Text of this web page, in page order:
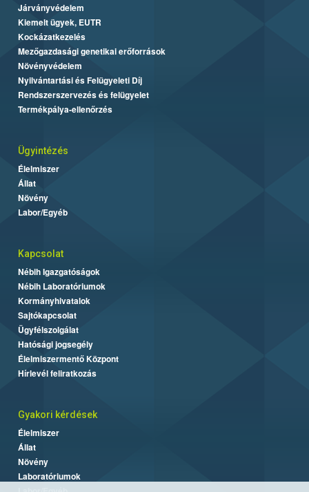
Járványvédelem
Kiemelt ügyek, EUTR
Kockázatkezelés
Mezőgazdasági genetikai erőforrások
Növényvédelem
Nyilvántartási és Felügyeleti Díj
Rendszerszervezés és felügyelet
Termékpálya-ellenőrzés
Ügyintézés
Élelmiszer
Állat
Növény
Labor/Egyéb
Kapcsolat
Nébih Igazgatóságok
Nébih Laboratóriumok
Kormányhivatalok
Sajtókapcsolat
Ügyfélszolgálat
Hatósági jogsegély
Élelmiszermentő Központ
Hírlevél feliratkozás
Gyakori kérdések
Élelmiszer
Állat
Növény
Laboratóriumok